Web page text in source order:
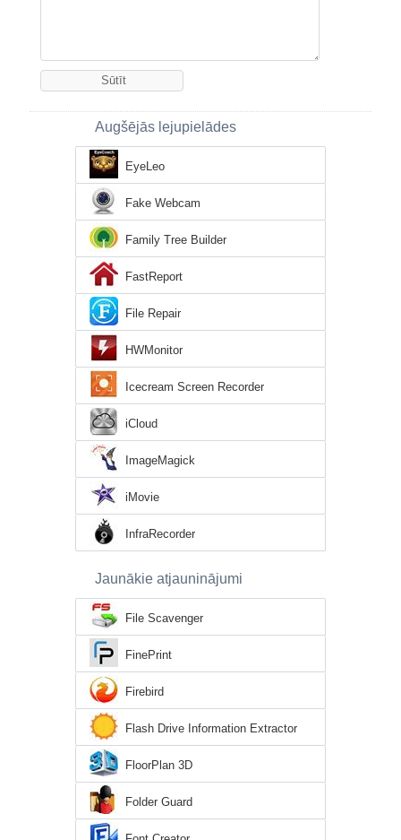
Augšējās lejupielādes
EyeLeo
Fake Webcam
Family Tree Builder
FastReport
File Repair
HWMonitor
Icecream Screen Recorder
iCloud
ImageMagick
iMovie
InfraRecorder
Jaunākie atjauninājumi
File Scavenger
FinePrint
Firebird
Flash Drive Information Extractor
FloorPlan 3D
Folder Guard